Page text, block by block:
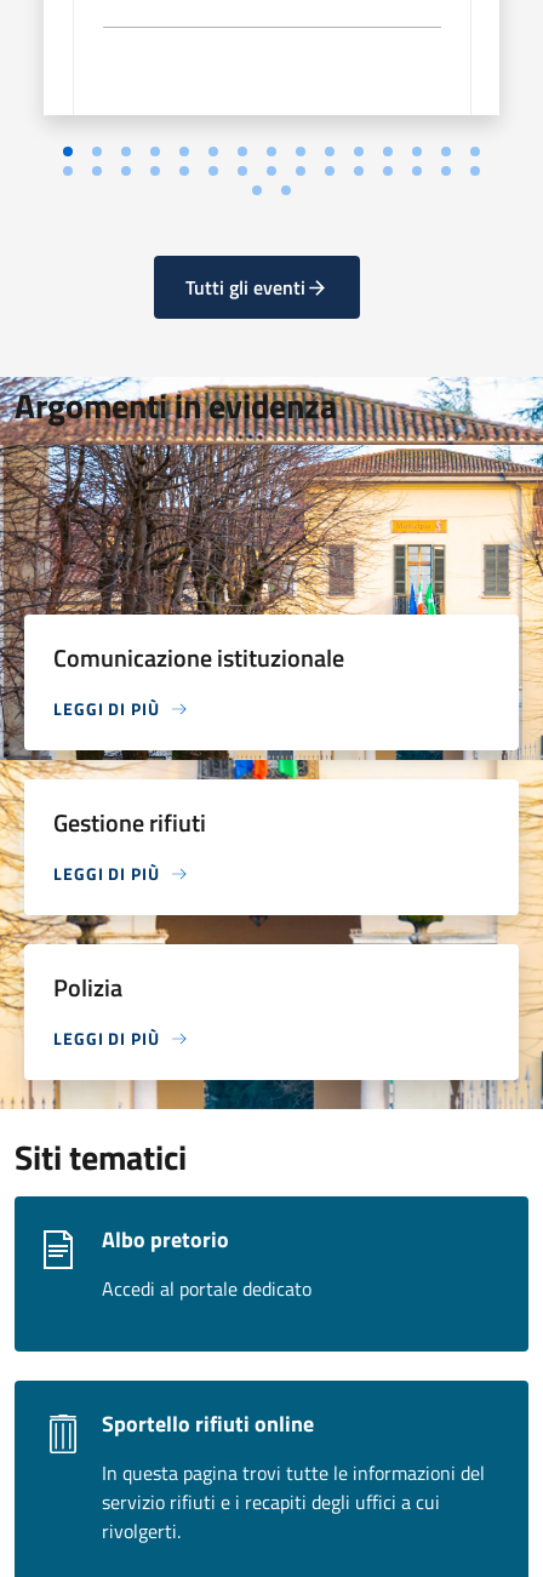
Tutti gli eventi
Argomenti in evidenza
Comunicazione istituzionale
LEGGI DI PIÙ
Gestione rifiuti
LEGGI DI PIÙ
Polizia
LEGGI DI PIÙ
Siti tematici
Albo pretorio
Accedi al portale dedicato
Sportello rifiuti online
In questa pagina trovi tutte le informazioni del
servizio rifiuti e i recapiti degli uffici a cui
rivolgerti.